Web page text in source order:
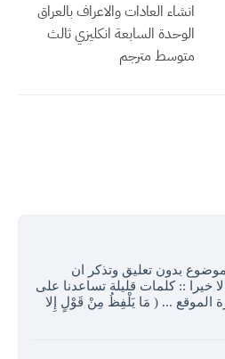
انشاء العادات والاعراف بالعراق
الوحدة السابعة انكليزي ثالث
متوسط مترجم
بدون تعليق وتذكر ان
خيرا :: كلمات قليلة تساعدنا على
الموقع ... ( مَا يَلْفِظُ مِنْ قَوْلٍ إِلا